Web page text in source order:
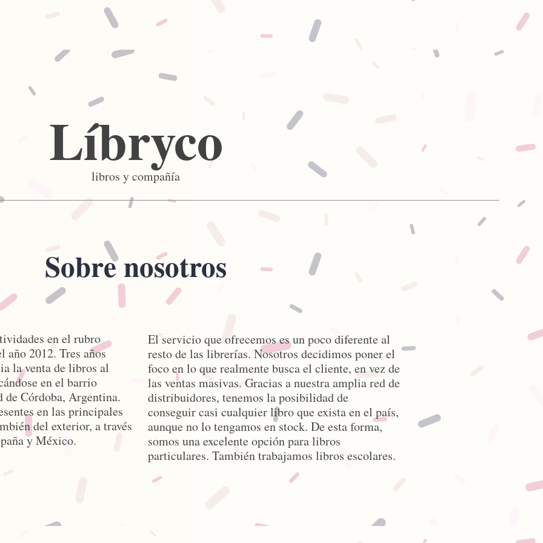
Líbryco
libros y compañía
Sobre nosotros
en el rubro
año 2012. Tres años
la venta de libros al
en el barrio
de Córdoba, Argentina.
en las principales
del exterior, a través
y México.
El servicio que ofrecemos es un poco diferente al
resto de las librerías. Nosotros decidimos poner el
foco en lo que realmente busca el cliente, en vez de
las ventas masivas. Gracias a nuestra amplia red de
distribuidores, tenemos la posibilidad de
conseguir casi cualquier libro que exista en el país,
aunque no lo tengamos en stock. De esta forma,
somos una excelente opción para libros
particulares. También trabajamos libros escolares.